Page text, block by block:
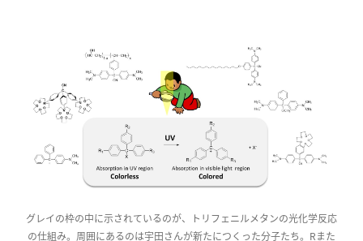
グレイの枠の中に示されているのが、トリフェニルメタンの光化学反応
の仕組み。周囲にあるのは宇田さんが新たにつくった分子たち。Rまた